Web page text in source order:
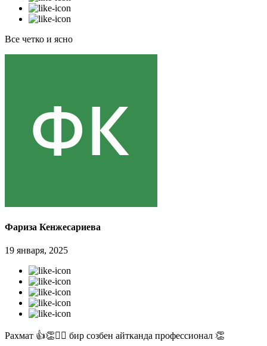
Все четко и ясно
Фариза Кенжесариева
19 января, 2025
Рахмат 👍👏✊🏻 бир созбен айтканда профессионал 👏